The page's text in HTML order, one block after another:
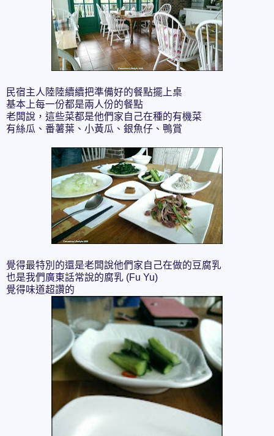
民宿主人陸陸續續把準備好的餐點擺上桌
基本上每一份都是兩人份的餐點
老闆說，這些菜都是他們家自己在種的有機菜
有絲瓜、番薯葉、小黃瓜、銀魚仔、鴨賞
覺得最特別的還是老闆說他們家自己在做的豆腐乳
也是我們廣東話常說的腐乳 (Fu Yu)
覺得味道超讚的